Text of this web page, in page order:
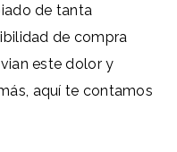
de tanta
de compra
este dolor y
aquí te contamos